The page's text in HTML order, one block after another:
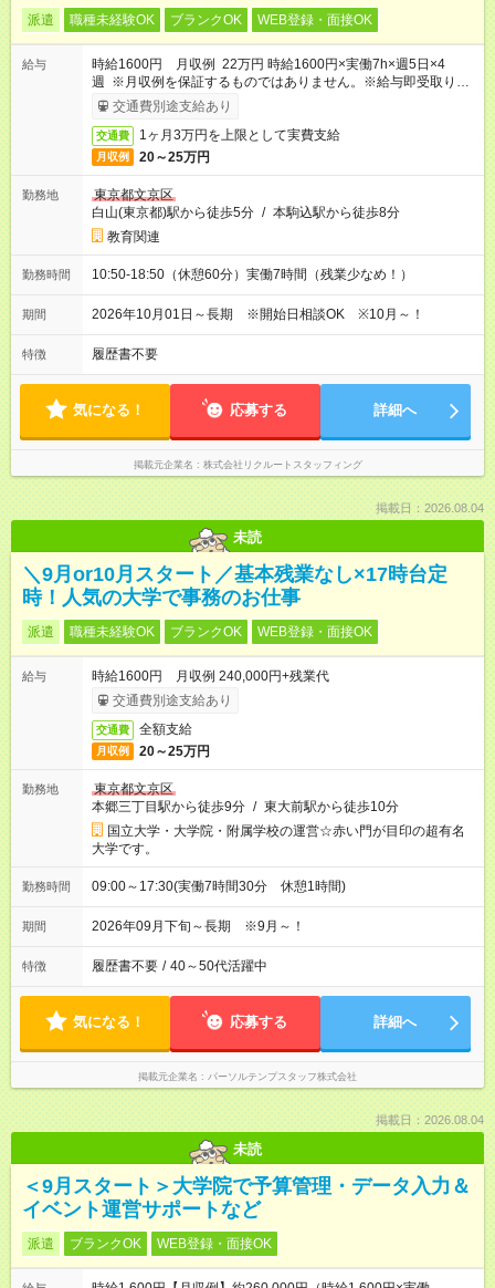
派遣 職種未経験OK ブランクOK WEB登録・面接OK
給与
時給1600円 月収例 22万円 時給1600円×実働7h×週5日×4
週 ※月収例を保証するものではありません。※給与即受取りサ
ービス利用可（利用条件有）
交通費別途支給あり
交通費 1ヶ月3万円を上限として実費支給
月収例 20～25万円
勤務地
東京都文京区
白山(東京都)駅から徒歩5分 / 本駒込駅から徒歩8分
教育関連
勤務時間 10:50-18:50（休憩60分）実働7時間（残業少なめ！）
期間 2026年10月01日～長期 ※開始日相談OK ※10月～！
特徴 履歴書不要
気になる！ 応募する 詳細へ
掲載元企業名 株式会社リクルートスタッフィング
掲載日：2026.08.04
未読
＼9月or10月スタート／基本残業なし×17時台定
時！人気の大学で事務のお仕事
派遣 職種未経験OK ブランクOK WEB登録・面接OK
給与
時給1600円 月収例 240,000円+残業代
交通費別途支給あり
交通費 全額支給
月収例 20～25万円
勤務地
東京都文京区
本郷三丁目駅から徒歩9分 / 東大前駅から徒歩10分
国立大学・大学院・附属学校の運営☆赤い門が目印の超有名
大学です。
勤務時間 09:00～17:30(実働7時間30分 休憩1時間)
期間 2026年09月下旬～長期 ※9月～！
特徴 履歴書不要 / 40～50代活躍中
気になる！ 応募する 詳細へ
掲載元企業名 パーソルテンプスタッフ株式会社
掲載日：2026.08.04
未読
＜9月スタート＞大学院で予算管理・データ入力＆
イベント運営サポートなど
派遣 ブランクOK WEB登録・面接OK